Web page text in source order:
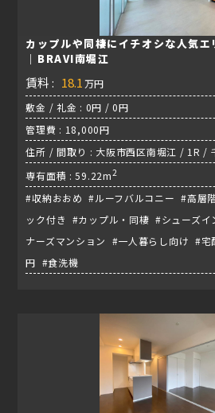
カップルや同棲にイチオシな人気
｜BRAVI南堀江
賃料 : 18.1 万円
敷金 / 礼金 : 0円 / 0円
管理費 : 18,000円
住所 / 間取り : 大阪市西区南堀江 / 1R /
専有面積 : 59.22m2
#収納おおめ #ルーフバルコニー #高層
ック付き #カップル・同棲 #シューズイ
ナーズマンション #一人暮らし向け #
円 #食洗機